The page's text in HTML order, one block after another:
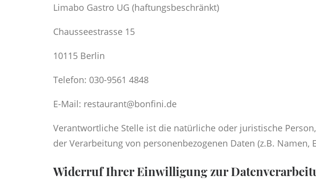
Limabo Gastro UG (haftungsbeschränkt)
Chausseestrasse 15
10115 Berlin
Telefon: 030-9561 4848
E-Mail: restaurant@bonfini.de
Verantwortliche Stelle ist die natürliche oder juristische
der Verarbeitung von personenbezogenen Daten (z.B. Namen,
Widerruf Ihrer Einwilligung zur